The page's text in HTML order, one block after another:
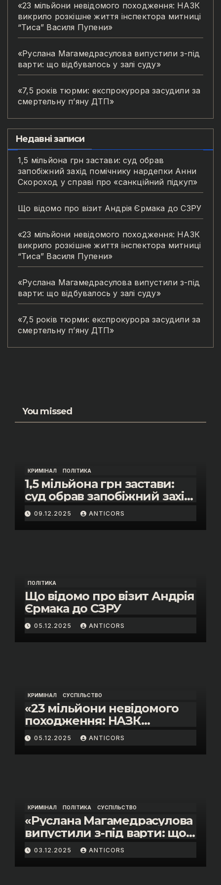
«23 мільйони невідомого походження: НАЗК
викрило розкішне життя інспектора митниці
“Тиса” Василя Пупени»
«Руслана Магамедрасулова випустили з-під
варти: що відбувалось у залі суду»
«7,5 років тюрми: експрокурора засудили за
смертельну п’яну ДТП»
Недавні записи
1,5 мільйона грн застави: суд обрав
запобіжний захід помічнику нардепки Анни
Скороход у справі про «санкційний підкуп»
Що відомо про візит Андрія Єрмака до СЗРУ
«23 мільйони невідомого походження: НАЗК
викрило розкішне життя інспектора митниці
“Тиса” Василя Пупени»
«Руслана Магамедрасулова випустили з-під
варти: що відбувалось у залі суду»
«7,5 років тюрми: експрокурора засудили за
смертельну п’яну ДТП»
You missed
КРИМІНАЛ ПОЛІТИКА
1,5 мільйона грн застави:
суд обрав запобіжний захід
помічнику нардепки Анни
Скороход у справі про
«санкційний підкуп»
09.12.2025 ANTICORS
ПОЛІТИКА
Що відомо про візит Андрія
Єрмака до СЗРУ
05.12.2025 ANTICORS
КРИМІНАЛ СУСПІЛЬСТВО
«23 мільйони невідомого
походження: НАЗК
викрило розкішне життя
інспектора митниці “Тиса”
Василя Пупени»
05.12.2025 ANTICORS
КРИМІНАЛ ПОЛІТИКА СУСПІЛЬСТВО
«Руслана Магамедрасулова
випустили з-під варти: що
відбувалось у залі суду»
03.12.2025 ANTICORS